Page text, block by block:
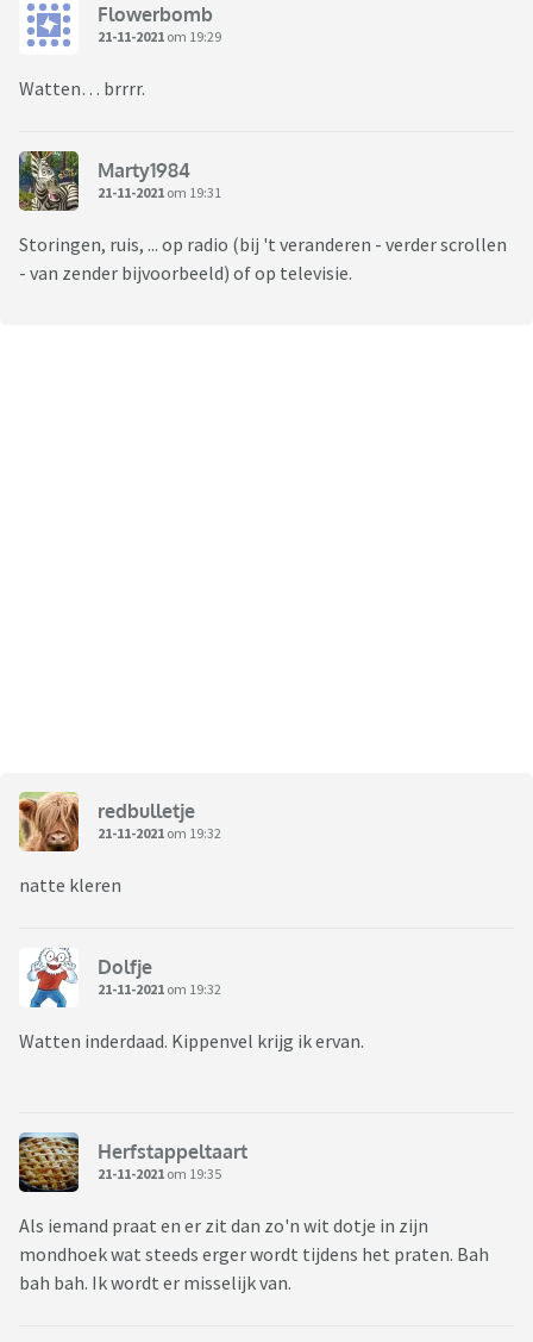
Flowerbomb
21-11-2021 om 19:29
Watten… brrrr.
Marty1984
21-11-2021 om 19:31
Storingen, ruis, ... op radio (bij 't veranderen - verder scrollen
- van zender bijvoorbeeld) of op televisie.
redbulletje
21-11-2021 om 19:32
natte kleren
Dolfje
21-11-2021 om 19:32
Watten inderdaad. Kippenvel krijg ik ervan.
Herfstappeltaart
21-11-2021 om 19:35
Als iemand praat en er zit dan zo'n wit dotje in zijn
mondhoek wat steeds erger wordt tijdens het praten. Bah
bah bah. Ik wordt er misselijk van.